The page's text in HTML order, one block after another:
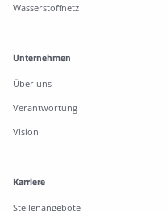
Wasserstoffnetz
Unternehmen
Über uns
Verantwortung
Vision
Karriere
Stellenangebote